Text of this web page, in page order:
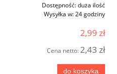
Dostępność:duża ilość
Wysyłka w:24 godziny
2,99 zł
Cena netto:2,43 zł
do koszyka